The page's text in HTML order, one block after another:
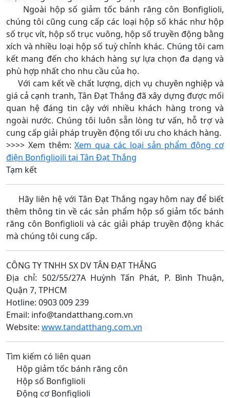
Ngoài hộp số giảm tốc bánh răng côn Bonfiglioli,
chúng tôi cũng cung cấp các loại hộp số khác như hộp
số trục vít, hộp số trục vuông, hộp số truyền động bằng
xích và nhiều loại hộp số tuỳ chỉnh khác. Chúng tôi cam
kết mang đến cho khách hàng sự lựa chọn đa dạng và
phù hợp nhất cho nhu cầu của họ.
Với cam kết về chất lượng, dịch vụ chuyên nghiệp và
giá cả cạnh tranh, Tân Đạt Thắng đã xây dựng được mối
quan hệ đáng tin cậy với nhiều khách hàng trong và
ngoài nước. Chúng tôi luôn sẵn lòng tư vấn, hỗ trợ và
cung cấp giải pháp truyền động tối ưu cho khách hàng.
>>>> Xem thêm:Xem qua các loại sản phẩm động cơ
điện Bonfiglioili tại Tân Đạt Thắng
Tạm kết
Hãy liên hệ với Tân Đạt Thắng ngay hôm nay để biết
thêm thông tin về các sản phẩm hộp số giảm tốc bánh
răng côn Bonfiglioli và các giải pháp truyền động khác
mà chúng tôi cung cấp.
CÔNG TY TNHH SX DV TÂN ĐẠT THẮNG
Địa chỉ: 502/55/27A Huỳnh Tấn Phát, P. Bình Thuận,
Quận 7, TPHCM
Hotline: 0903 009 239
Email: info@tandatthang.com.vn
Website: www.tandatthang.com.vn
Tìm kiếm có liên quan
Hộp giảm tốc bánh răng côn
Hộp số Bonfiglioli
Động cơ Bonfiglioli